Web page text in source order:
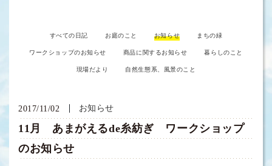
すべての日記 お庭のこと お知らせ まちの緑
ワークショップのお知らせ 商品に関するお知らせ 暮らしのこと
現場だより 自然生態系、風景のこと
2017/11/02 お知らせ
11月 あまがえるde糸紡ぎ ワークショップ
のお知らせ